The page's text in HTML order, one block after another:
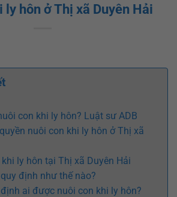
ly hôn ở Thị xã Duyên Hải
con khi ly hôn? Luật sư ADB
nuôi con khi ly hôn ở Thị xã
ly hôn tại Thị xã Duyên Hải
định như thế nào?
ai được nuôi con khi ly hôn?